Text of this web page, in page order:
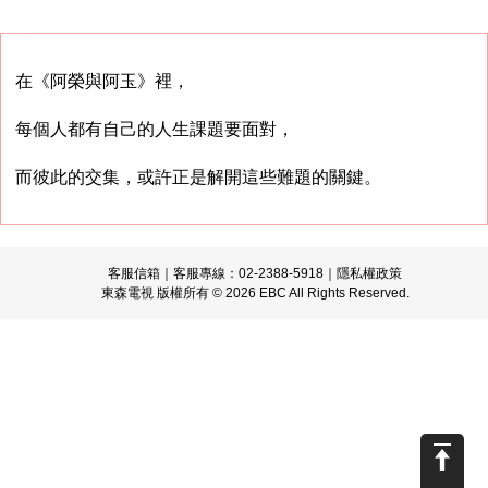
在《阿榮與阿玉》裡，
每個人都有自己的人生課題要面對，
而彼此的交集，或許正是解開這些難題的關鍵。
客服信箱 ｜客服專線：02-2388-5918｜ 隱私權政策
東森電視 版權所有 © 2026 EBC All Rights Reserved.